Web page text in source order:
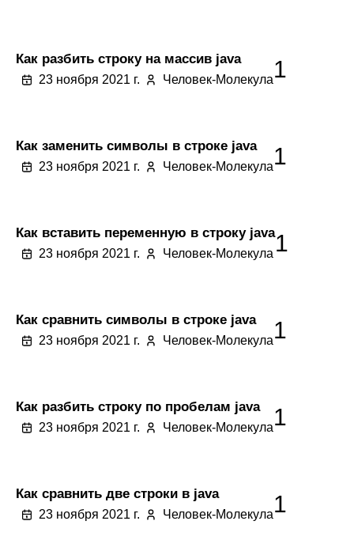
Как разбить строку на массив java
23 ноября 2021 г. Человек-Молекула1
Как заменить символы в строке java
23 ноября 2021 г. Человек-Молекула1
Как вставить переменную в строку java
23 ноября 2021 г. Человек-Молекула1
Как сравнить символы в строке java
23 ноября 2021 г. Человек-Молекула1
Как разбить строку по пробелам java
23 ноября 2021 г. Человек-Молекула1
Как сравнить две строки в java
23 ноября 2021 г. Человек-Молекула1